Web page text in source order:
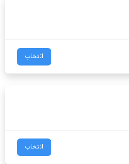
انتخاب
انتخاب